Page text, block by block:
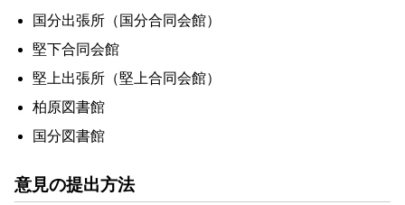
国分出張所（国分合同会館）
堅下合同会館
堅上出張所（堅上合同会館）
柏原図書館
国分図書館
意見の提出方法